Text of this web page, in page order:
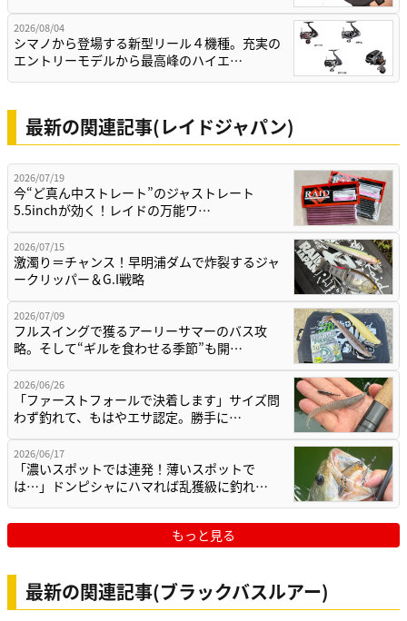
2026/08/04
シマノから登場する新型リール４機種。充実の
エントリーモデルから最高峰のハイエ…
最新の関連記事(レイドジャパン)
2026/07/19
今“ど真ん中ストレート”のジャストレート
5.5inchが効く！レイドの万能ワ…
2026/07/15
激濁り＝チャンス！早明浦ダムで炸裂するジャ
ークリッパー＆G.I戦略
2026/07/09
フルスイングで獲るアーリーサマーのバス攻
略。そして“ギルを食わせる季節”も開…
2026/06/26
「ファーストフォールで決着します」サイズ問
わず釣れて、もはやエサ認定。勝手に…
2026/06/17
「濃いスポットでは連発！薄いスポットで
は…」ドンピシャにハマれば乱獲級に釣れ…
もっと見る
最新の関連記事(ブラックバスルアー)